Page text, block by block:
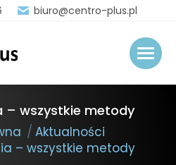
biuro@centro-plus.pl
– wszystkie metody
Aktualności
– wszystkie metody